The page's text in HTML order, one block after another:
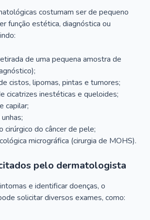
costumam ser de pequeno
função estética, diagnóstica ou
de uma pequena amostra de
cistos, lipomas, pintas e tumores;
cicatrizes inestéticas e queloides;
capilar;
cirúrgico do câncer de pele;
micrográfica (cirurgia de MOHS).
pelo dermatologista
e identificar doenças, o
solicitar diversos exames, como: